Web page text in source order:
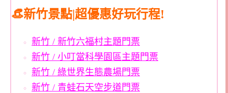
👒新竹景點|超優惠好玩行程!
新竹 / 新竹六福村主題門票
新竹 / 小叮當科學園區主題門票
新竹 / 綠世界生態農場門票
新竹 / 青蛙石天空步道門票